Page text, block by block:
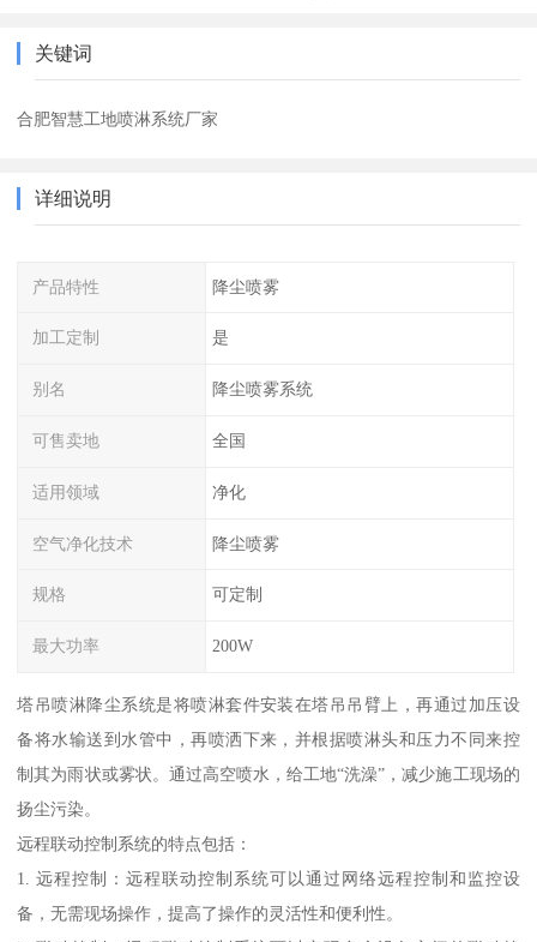
关键词
合肥智慧工地喷淋系统厂家
详细说明
产品特性 降尘喷雾
加工定制 是
别名 降尘喷雾系统
可售卖地 全国
适用领域 净化
空气净化技术 降尘喷雾
规格 可定制
最大功率 200W
塔吊喷淋降尘系统是将喷淋套件安装在塔吊吊臂上，再通过加压设
备将水输送到水管中，再喷洒下来，并根据喷淋头和压力不同来控
制其为雨状或雾状。通过高空喷水，给工地“洗澡”，减少施工现场的
扬尘污染。
远程联动控制系统的特点包括：
1. 远程控制：远程联动控制系统可以通过网络远程控制和监控设
备，无需现场操作，提高了操作的灵活性和便利性。